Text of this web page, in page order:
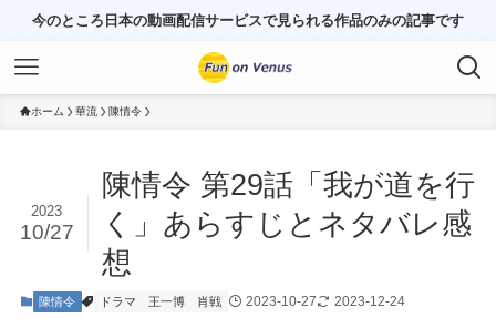
今のところ日本の動画配信サービスで見られる作品のみの記事です
ホーム 華流 陳情令
陳情令 第29話「我が道を行
く」あらすじとネタバレ感
想
2023
10/27
陳情令 ドラマ 王一博 肖戦 2023-10-27 2023-12-24